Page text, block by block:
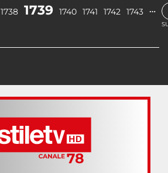
1738 1739 1740 1741 1742 1743 …